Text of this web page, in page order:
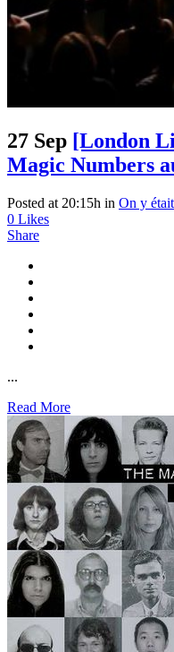
27 Sep [London
Magic Numbers
Posted at 20:15h in On y était
0 Likes
Share
...
Read More